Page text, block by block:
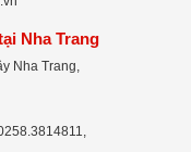
Nha Trang
Nha Trang,